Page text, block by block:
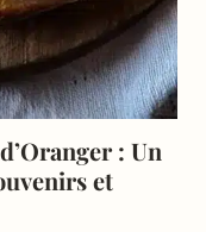
: Un
et